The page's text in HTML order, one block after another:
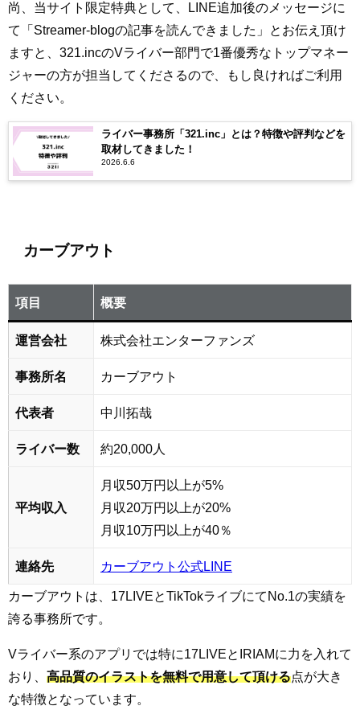
尚、当サイト限定特典として、LINE追加後のメッセージに
て「Streamer-blogの記事を読んできました」とお伝え頂け
ますと、321.incのVライバー部門で1番優秀なトップマネー
ジャーの方が担当してくださるので、もし良ければご利用
ください。
ライバー事務所「321.inc」とは？特徴や評判などを
取材してきました！
2026.6.6
カーブアウト
項目 概要
運営会社 株式会社エンターファンズ
事務所名 カーブアウト
代表者 中川拓哉
ライバー数 約20,000人
平均収入
月収50万円以上が5%
月収20万円以上が20%
月収10万円以上が40％
連絡先 カーブアウト公式LINE
カーブアウトは、17LIVEとTikTokライブにてNo.1の実績を
誇る事務所です。
Vライバー系のアプリでは特に17LIVEとIRIAMに力を入れて
おり、 高品質のイラストを無料で用意して頂ける点が大き
な特徴となっています。